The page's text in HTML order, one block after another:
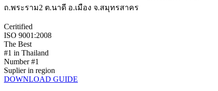
ถ.พระราม2 ต.นาดี อ.เมือง จ.สมุทรสาคร
Ceritified
ISO 9001:2008
The Best
#1 in Thailand
Number #1
Suplier in region
DOWNLOAD GUIDE